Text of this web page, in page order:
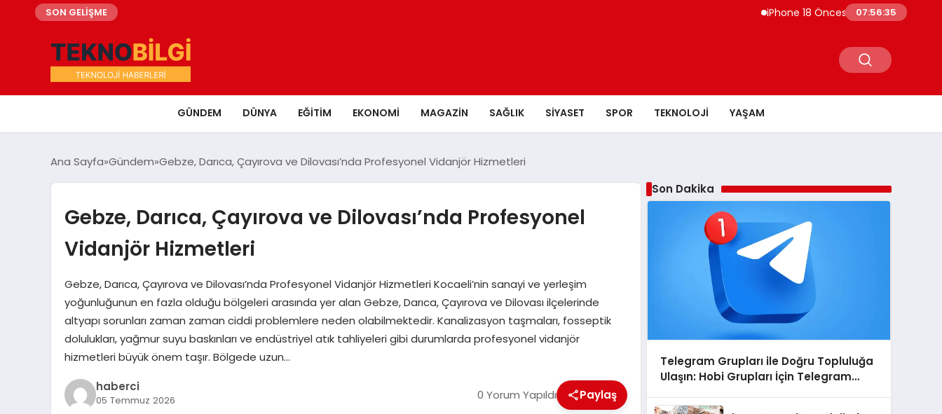
SON GELİŞME iPhone 18 Öncesi Apple’ın İndirim Talebi
07:56:36
GÜNDEM DÜNYA EĞITIM EKONOMI MAGAZIN SAĞLIK SIYASET SPOR TEKNOLOJI YAŞAM
Ana Sayfa Gündem Gebze, Darıca, Çayırova ve Dilovası’nda Profesyonel Vidanjör Hizmetleri
Gebze, Darıca, Çayırova ve Dilovası’nda Profesyonel
Vidanjör Hizmetleri
Gebze, Darıca, Çayırova ve Dilovası’nda Profesyonel Vidanjör Hizmetleri Kocaeli’nin sanayi ve yerleşim
yoğunluğunun en fazla olduğu bölgeleri arasında yer alan Gebze, Darıca, Çayırova ve Dilovası ilçelerinde
altyapı sorunları zaman zaman ciddi problemlere neden olabilmektedir. Kanalizasyon taşmaları, fosseptik
dolulukları, yağmur suyu baskınları ve endüstriyel atık tahliyeleri gibi durumlarda profesyonel vidanjör
hizmetleri büyük önem taşır. Bölgede uzun…
haberci
05 Temmuz 2026 0 Yorum Yapıldı Paylaş
Son Dakika
Telegram Grupları ile Doğru Topluluğa
Ulaşın: Hobi Grupları İçin Telegram